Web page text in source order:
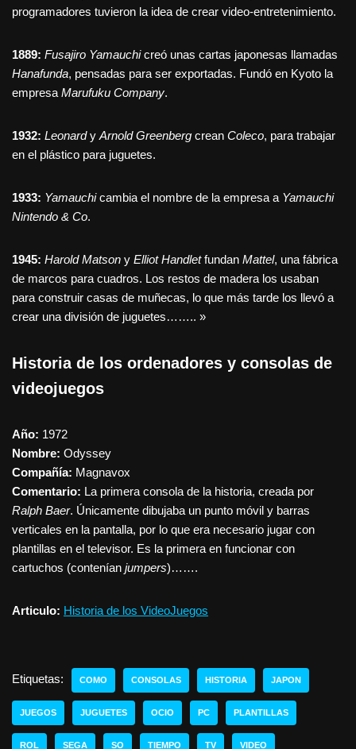
programadores tuvieron la idea de crear video-entretenimiento.
1889: Fusajiro Yamauchicreó unas cartas japonesas llamadas
Hanafunda, pensadas para ser exportadas. Fundó en Kyoto la
empresa Marufuku Company.
1932: Leonardy Arnold Greenberg crean Coleco, para trabajar
en el plástico para juguetes.
1933: Yamauchicambia el nombre de la empresa a Yamauchi
Nintendo & Co.
1945: Harold Matson y Elliot Handletfundan Mattel, una fábrica
de marcos para cuadros. Los restos de madera los usaban
para construir casas de muñecas, lo que más tarde los llevó a
crear una división de juguetes…….. »
Historia de los ordenadores y consolas de
videojuegos
Año: 1972
Nombre: Odyssey
Compañía: Magnavox
Comentario: La primera consola de la historia, creada por
Ralph Baer. Únicamente dibujaba un punto móvil y barras
verticales en la pantalla, por lo que era necesario jugar con
plantillas en el televisor. Es la primera en funcionar con
cartuchos (contenían jumpers)…….
Articulo: Historia de los VideoJuegos
Etiquetas: COMO CONSOLAS HISTORIA JAPON
JUEGOS JUGUETES OCIO PC PLANTILLAS
ROL SEGA SO TIEMPO TV VIDEO